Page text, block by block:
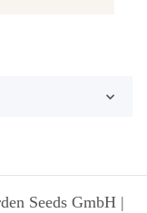
Seeds GmbH |